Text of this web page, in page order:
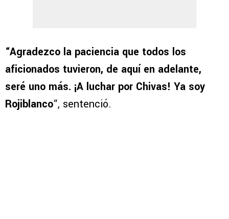
“Agradezco la paciencia que todos los
aficionados tuvieron, de aquí en adelante,
seré uno más. ¡A luchar por Chivas! Ya soy
Rojiblanco“, sentenció.